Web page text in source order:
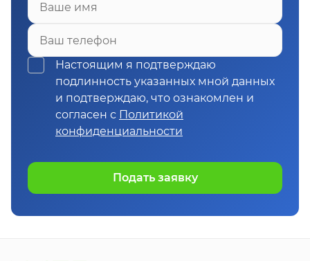
Ваше имя
Ваш телефон
Настоящим я подтверждаю
подлинность указанных мной данных
и подтверждаю, что ознакомлен и
согласен с Политикой
конфиденциальности
Подать заявку